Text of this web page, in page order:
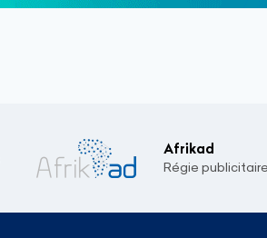
Afrikad
Régie